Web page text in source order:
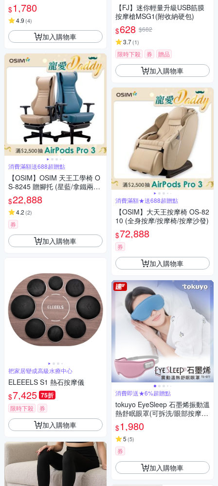
$1,780
4.9 (4)
加入購物車
消費滿額送688超贈點
【OSIM】OSIM 天王工學椅 O
S-8245 贈腳托 (星藍/拿鐵兩色)
按摩椅/人體工學按摩椅/工學椅/
電腦椅/辦公椅/電競椅
$22,888
4.2 (2)
券
加入購物車
把家居變成高級水療中心
ELEEELS S1 熱石按摩儀
$7,425 75折
限時下殺 券
加入購物車
【FJ】迷你輕量升級USB筋膜
按摩槍MSG1(附收納硬包)
$628 $682
3.7(1)
限時下殺 券 贈品
加入購物車
消費滿額★送688超贈點
【OSIM】大天王按摩椅 OS-82
10 (全身按摩/按摩椅/按摩沙發)
$72,888
券
加入購物車
消費即送★6%超贈點
tokuyo EyeSleep 石墨烯振動溫
熱舒眠眼罩(可拆洗/眼部按摩)
TS-077
$1,980
5 (5)
券
加入購物車